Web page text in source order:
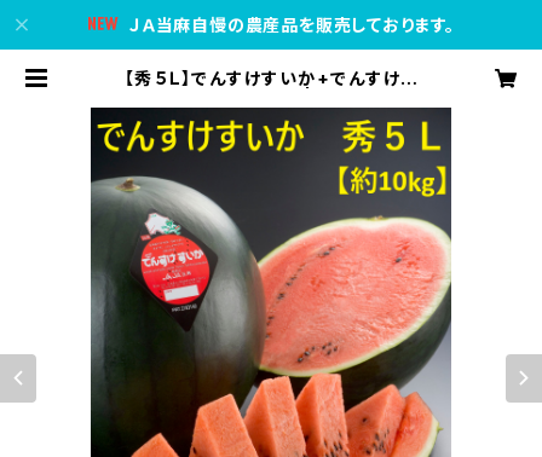
ＪＡ当麻自慢の農産品を販売しております。
【秀５Ｌ】でんすけすいか+でんすけす
オンラインショップ